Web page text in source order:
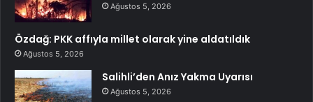
Ağustos 5, 2026
Özdağ: PKK affıyla millet olarak yine aldatıldık
Ağustos 5, 2026
Salihli’den Anız Yakma Uyarısı
Ağustos 5, 2026